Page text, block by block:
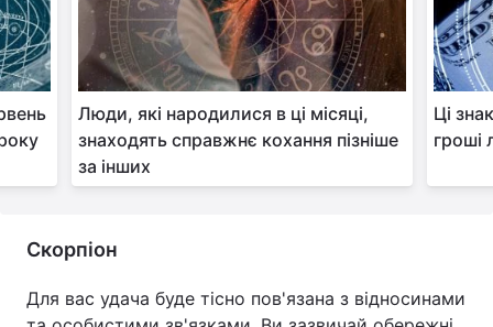
Люди, які народилися в ці місяці,
знаходять справжнє кохання пізніше
за інших
Ці
гроші
Скорпіон
Для вас удача буде тісно пов'язана з відносинами